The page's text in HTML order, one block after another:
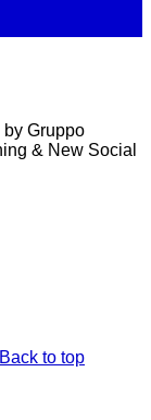
Gruppo
& New Social
Back to top